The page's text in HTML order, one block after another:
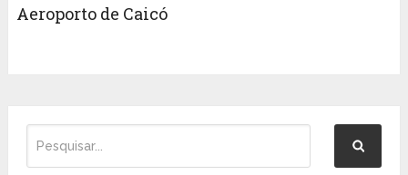
Aeroporto de Caicó